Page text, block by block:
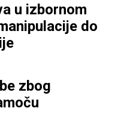
u izbornom
do
zbog